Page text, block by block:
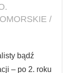
/
bądź
– po 2. roku